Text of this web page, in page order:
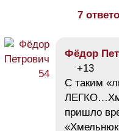
7
Фёдор
+13
С таким
пришло